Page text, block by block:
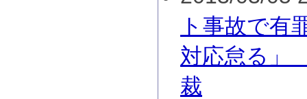
ト事故で
対応怠る」
裁